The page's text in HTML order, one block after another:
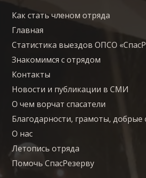
Как стать членом отряда
Главная
Статистика выездов ОПСО
Знакомимся с отрядом
Контакты
Новости и публикации в СМИ
О чем ворчат спасатели
Благодарности, грамоты, добрые
О нас
Летопись отряда
Помочь СпасРезерву